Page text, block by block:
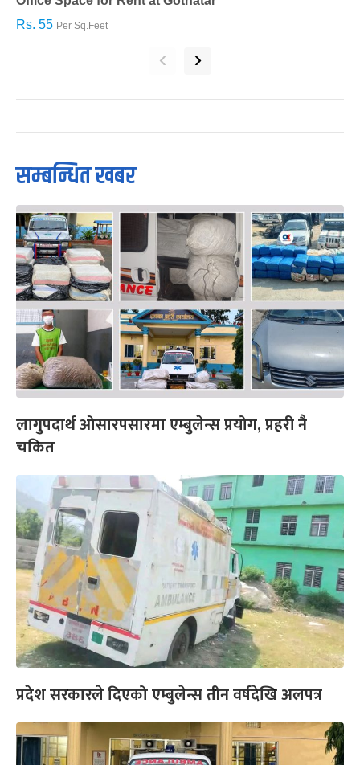
Rs. 55 Per Sq.Feet
‹ ›
सम्बन्धित खबर
लागुपदार्थ ओसारपसारमा एम्बुलेन्स प्रयोग, प्रहरी नै
चकित
प्रदेश सरकारले दिएको एम्बुलेन्स तीन वर्षदेखि अलपत्र